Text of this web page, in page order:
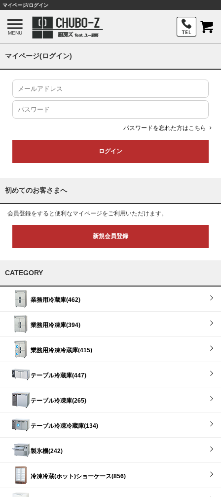
マイページ/ログイン
MENU
マイページ(ログイン)
パスワードを忘れた方はこちら
初めてのお客さまへ
会員登録をすると便利なマイページをご利用いただけます。
新規会員登録
CATEGORY
業務用冷蔵庫(462)
業務用冷凍庫(394)
業務用冷凍冷蔵庫(415)
テーブル冷蔵庫(447)
テーブル冷凍庫(265)
テーブル冷凍冷蔵庫(134)
製氷機(242)
冷凍冷蔵(ホット)ショーケース(856)